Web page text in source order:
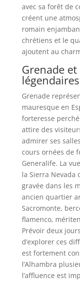
avec sa forêt de
créent une
romain
chrétiens et le
ajoutent au
Grenade
Grenade
mauresque en
forteresse
attire des
admirer ses
cours ornées de
Generalife. La
la Sierra Nevada
gravée dans les
ancien quartier
Sacromonte,
flamenco,
Prévoir deux
d’explorer ces
est fortement
l’Alhambra
l’affluence est